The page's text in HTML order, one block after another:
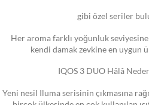
gibi özel seriler
Her aroma farklı yoğunluk
kendi damak zevkine en uygun
IQOS 3 DUO Hâlâ
Yeni nesil Iluma serisinin çıkmasına